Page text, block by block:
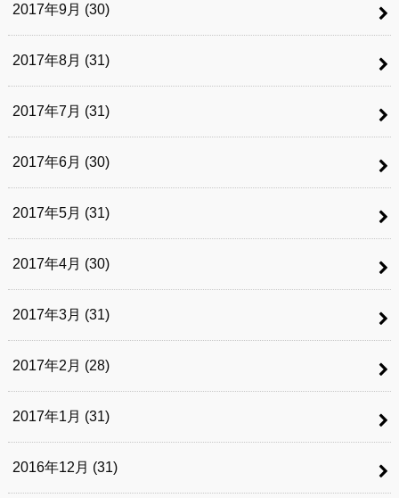
2017年9月 (30)
2017年8月 (31)
2017年7月 (31)
2017年6月 (30)
2017年5月 (31)
2017年4月 (30)
2017年3月 (31)
2017年2月 (28)
2017年1月 (31)
2016年12月 (31)